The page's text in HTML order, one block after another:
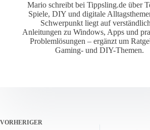
Mario schreibt bei Tippsling.de über
Spiele, DIY und digitale
Schwerpunkt liegt auf
Anleitungen zu Windows, Apps und
Problemlösungen – ergänzt um
Gaming- und DIY-Themen.
VORHERIGER